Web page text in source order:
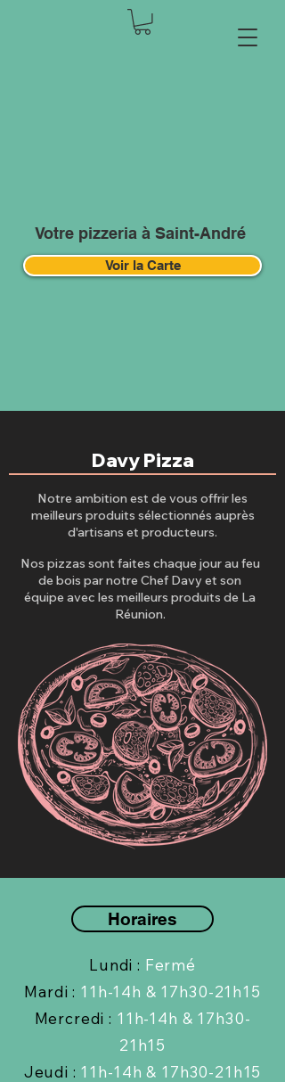
Votre pizzeria à Saint-André
Voir la Carte
Davy Pizza
Notre ambition est de vous offrir les
meilleurs produits sélectionnés auprès
d'artisans et producteurs.
Nos pizzas sont faites chaque jour au feu
de bois par notre Chef Davy et son
équipe avec les meilleurs produits de La
Réunion.
Horaires
Lundi : Fermé
Mardi : 11h-14h & 17h30-21h15
Mercredi : 11h-14h & 17h30-
21h15
Jeudi : 11h-14h & 17h30-21h15